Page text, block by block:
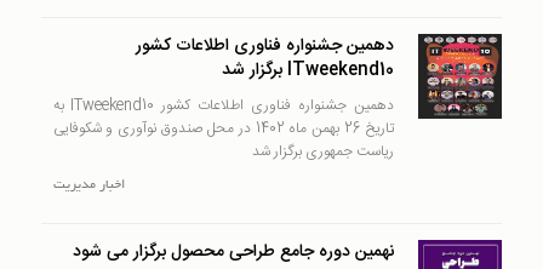
دهمین جشنواره فناوری اطلاعات کشور
ITweekend10 برگزار شد
دهمین جشنواره فناوری اطلاعات کشور ITweekend10 به
تاریخ 26 بهمن ماه 1402 در محل صندوق نوآوری و شکوفایی
ریاست جمهوری برگزار شد
اخبار مدیریت
نهمین دوره جامع طراحی محصول برگزار می شود